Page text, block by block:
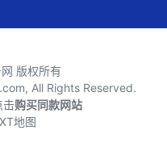
版权所有
All Rights Reserved.
击购买同款网站
地图